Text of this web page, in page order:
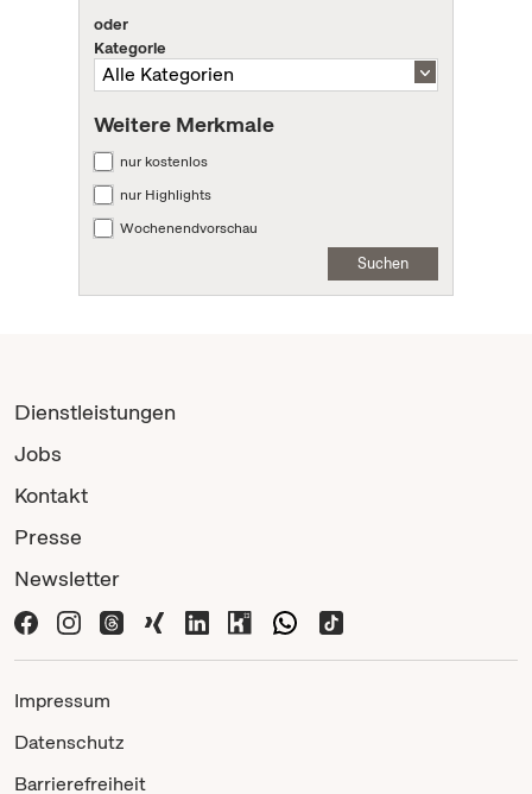
oder
Kategorie
Weitere Merkmale
nur kostenlos
nur Highlights
Wochenendvorschau
Suchen
Dienstleistungen
Jobs
Kontakt
Presse
Newsletter
Impressum
Datenschutz
Barrierefreiheit